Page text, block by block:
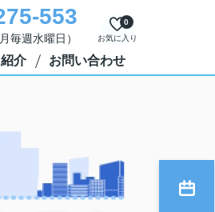
553
週水曜日） お気に入り
0
介 お問い合わせ